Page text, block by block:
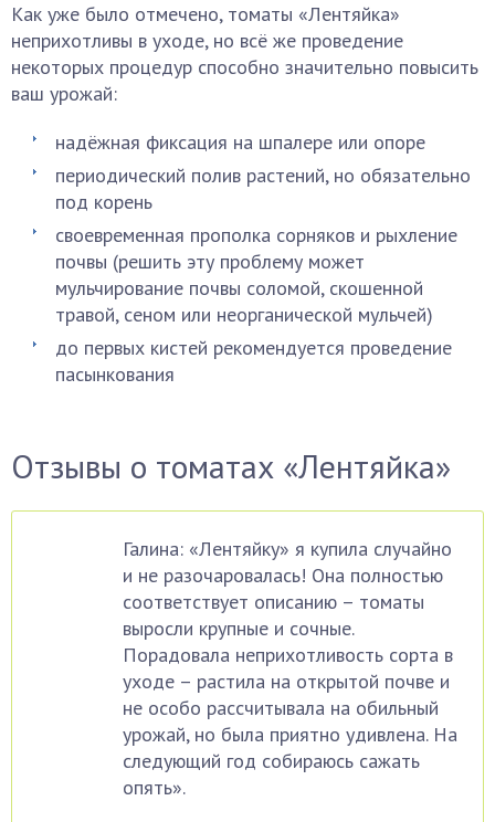
Как уже было отмечено, томаты «Лентяйка»
неприхотливы в уходе, но всё же проведение
некоторых процедур способно значительно повысить
ваш урожай:
надёжная фиксация на шпалере или опоре
периодический полив растений, но обязательно
под корень
своевременная прополка сорняков и рыхление
почвы (решить эту проблему может
мульчирование почвы соломой, скошенной
травой, сеном или неорганической мульчей)
до первых кистей рекомендуется проведение
пасынкования
Отзывы о томатах «Лентяйка»
Галина: «Лентяйку» я купила случайно
и не разочаровалась! Она полностью
соответствует описанию – томаты
выросли крупные и сочные.
Порадовала неприхотливость сорта в
уходе – растила на открытой почве и
не особо рассчитывала на обильный
урожай, но была приятно удивлена. На
следующий год собираюсь сажать
опять».